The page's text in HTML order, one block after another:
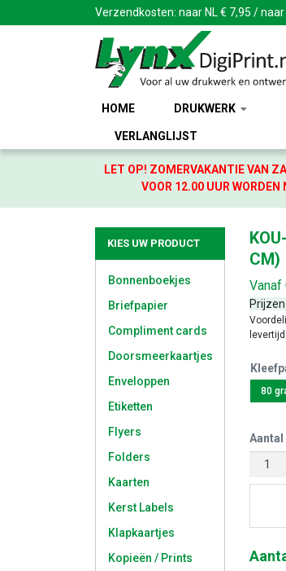
Verzendkosten: naar NL € 7,95 / naar
HOME DRUKWERK
VERLANGLIJST
LET OP! ZOMERVAKANTIE VAN
VOOR 12.00 UUR WORDEN
KIES UW PRODUCT
Bonnenboekjes
Briefpapier
Compliment cards
Doorsmeerkaartjes
Enveloppen
Etiketten
Flyers
Folders
Kaarten
Kerst Labels
Klapkaartjes
Kopieën / Prints
CM)
Vanaf
levertijd.
80
Aantal